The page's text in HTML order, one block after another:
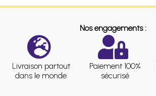
Nos engagements :
Livraison partout
dans le monde
Paiement 100%
sécurisé